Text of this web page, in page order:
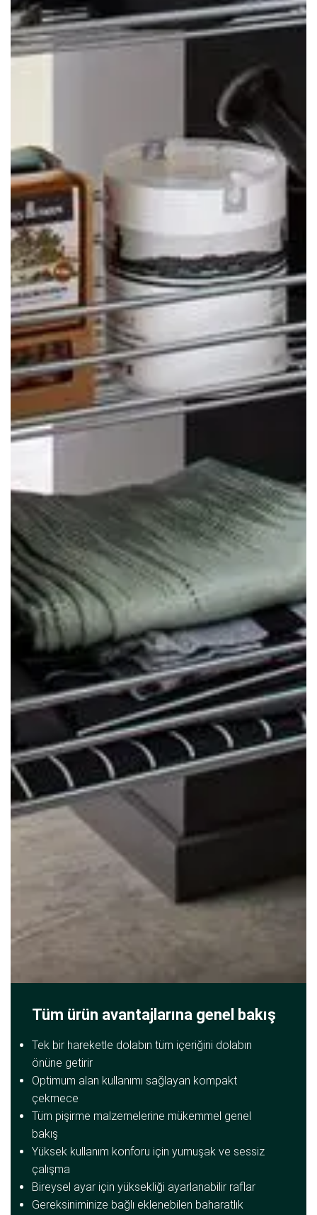
Tüm ürün avantajlarına genel bakış
Tek bir hareketle dolabın tüm içeriğini dolabın
önüne getirir
Optimum alan kullanımı sağlayan kompakt
çekmece
Tüm pişirme malzemelerine mükemmel genel
bakış
Yüksek kullanım konforu için yumuşak ve sessiz
çalışma
Bireysel ayar için yüksekliği ayarlanabilir raflar
Gereksiniminize bağlı eklenebilen baharatlık